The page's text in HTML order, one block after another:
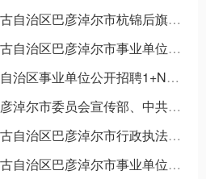
属事业单位引进高层次急需紧缺人才第二批拟聘用人员公示的公告
公开招聘杭锦后旗所属事业单位第二批拟聘用人员公示的公告
聘巴彦淖尔市卫健委所属事业单位进入体检考察范围人员进行递补的公告
员会、巴彦淖尔市发展和改革委员会所属事业单位竞争性比选拟进入岗位试用期人员公示的公告
补充招聘巴彦淖尔市生态环境局所属事业单位拟聘用人员进行公示的公告
1+N补充招聘巴彦淖尔市生态环境局所属事业单位拟聘用人员公示的公告